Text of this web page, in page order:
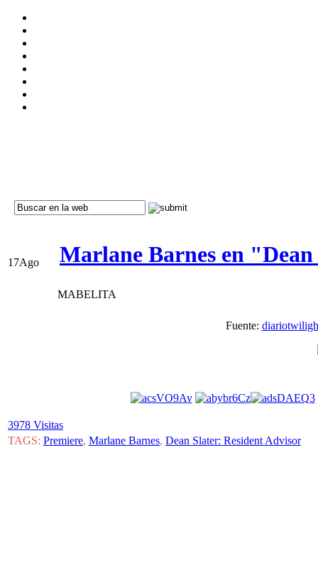
17Ago Marlane Barnes en
MABELITA
Fuente:
3978 Visitas
TAGS: Premiere, Marlane Barnes, Dean Slater: Resident Advisor